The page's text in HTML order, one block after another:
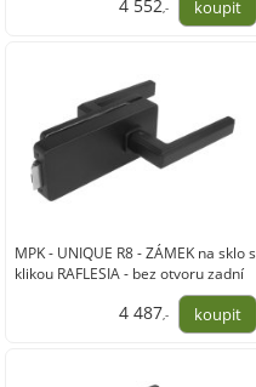
4 552,-
MPK - UNIQUE R8 - ZÁMEK na sklo s
klikou RAFLESIA - bez otvoru zadní
4 487,-